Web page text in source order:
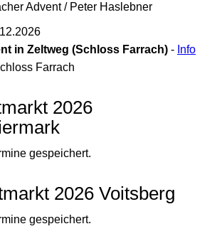
Advent / Peter Haslebner
in Zeltweg (Schloss Farrach) - Info
Farrach
2026
gespeichert.
2026 Voitsberg
gespeichert.